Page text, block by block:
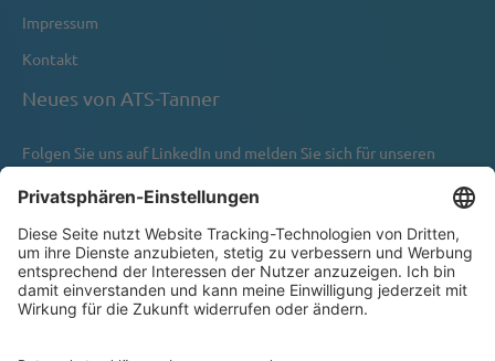
Impressum
Kontakt
Neues von ATS-Tanner
Folgen Sie uns aufLinkedIn und melden Sie sich für unseren
Newsletter